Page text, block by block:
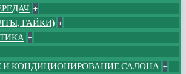
+
ГАЙКИ) +
+
И КОНДИЦИОНИРОВАНИЕ САЛОНА +